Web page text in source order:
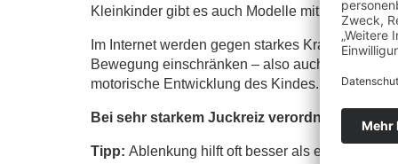
Kleinkinder gibt es auch Modelle mit Anti-
Im Internet werden gegen starkes Kratzen
Bewegung einschränken – also auch das
motorische Entwicklung des Kindes.
Bei sehr starkem Juckreiz verordnet die
Tipp: Ablenkung hilft oft besser als ein